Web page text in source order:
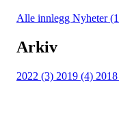
Alle innlegg Nyheter
Arkiv
2022 (3) 2019 (4)